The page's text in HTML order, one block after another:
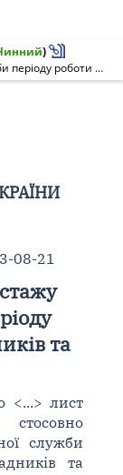
)
Щодо зарахування до стажу державної служби періоду роботи на посадах радників та консультантів
08-21
та
<...> лист
служби
та